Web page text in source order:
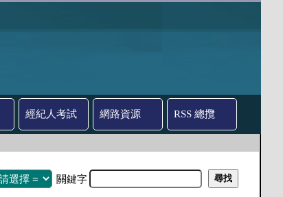
經紀人考試 網路資源 RSS 總攬
關鍵字